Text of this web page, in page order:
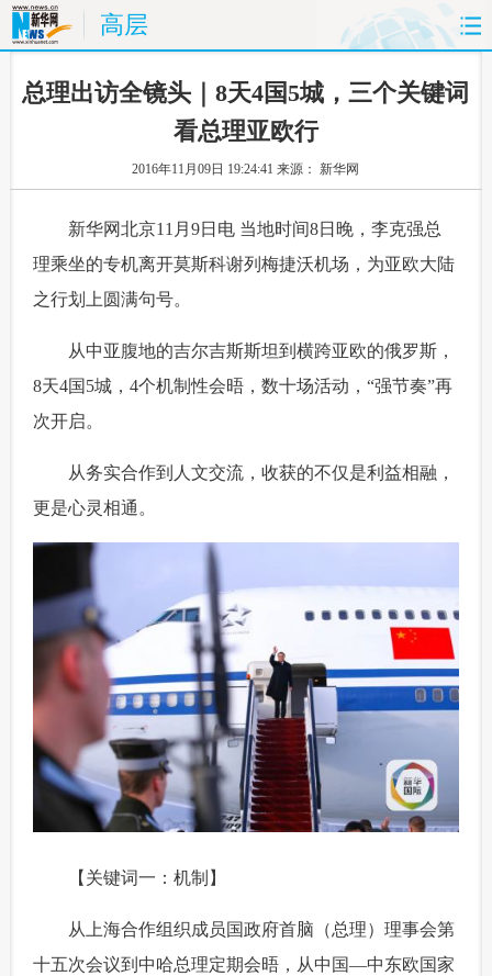
高层
首页 时政 国际 财经
体育 人事
时尚 思客 地方 法治
科技 能源
图片 视频 彩票 食品
旅游
金融 公益 军事 无人机
新华电视中文 新华电视英文 返回PC
总理出访全镜头｜8天4国5城，三个关键词
看总理亚欧行
2016年11月09日 19:24:41来源： 新华网
新华网北京11月9日电 当地时间8日晚，李克强总
理乘坐的专机离开莫斯科谢列梅捷沃机场，为亚欧大陆
之行划上圆满句号。
从中亚腹地的吉尔吉斯斯坦到横跨亚欧的俄罗斯，
8天4国5城，4个机制性会晤，数十场活动，“强节奏”再
次开启。
从务实合作到人文交流，收获的不仅是利益相融，
更是心灵相通。
【关键词一：机制】
从上海合作组织成员国政府首脑（总理）理事会第
十五次会议到中哈总理定期会晤，从中国—中东欧国家